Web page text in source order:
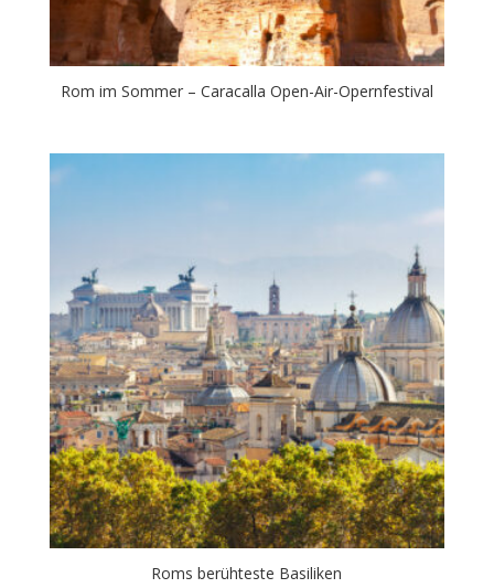
Rom im Sommer – Caracalla Open-Air-Opernfestival
Roms berühteste Basiliken